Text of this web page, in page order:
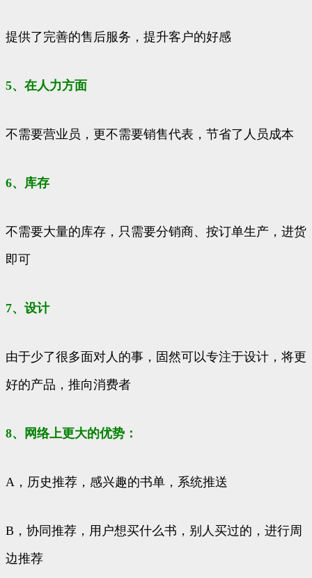
提供了完善的售后服务，提升客户的好感
5、在人力方面
不需要营业员，更不需要销售代表，节省了人员成本
6、库存
不需要大量的库存，只需要分销商、按订单生产，进货
即可
7、设计
由于少了很多面对人的事，固然可以专注于设计，将更
好的产品，推向消费者
8、网络上更大的优势：
A，历史推荐，感兴趣的书单，系统推送
B，协同推荐，用户想买什么书，别人买过的，进行周
边推荐